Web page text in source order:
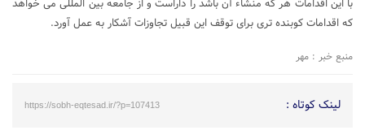
با این اقدامات هر که منشاء آن باشد را داراست و از جامعه بین المللی می خواهد
که اقدامات کوبنده تری برای توقف این قبیل تجاوزات آشکار به عمل آورد.
منبع خبر : مهر
لینک کوتاه : https://sobh-eqtesad.ir/?p=107413